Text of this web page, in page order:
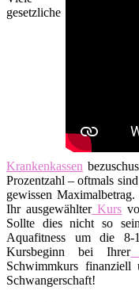
gesetzliche
Krankenkassen
Prozentzahl – oftmals
gewissen
Ihr ausgewählterKurs
Sollte dies nicht so
Aquafitness um die
Kursbeginn bei Ihrer
Schwimmkurs
Schwangerschaft!